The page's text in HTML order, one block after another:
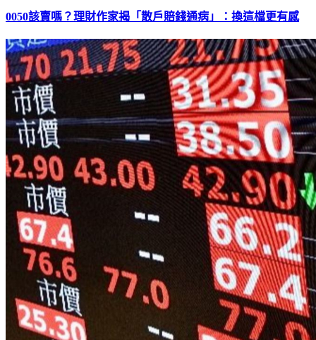
0050該賣嗎？理財作家揭「散戶賠錢通病」：換這檔更有感